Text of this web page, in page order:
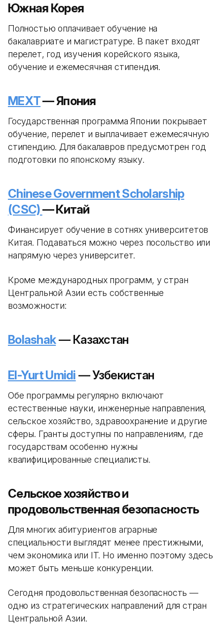
Южная Корея
Полностью оплачивает обучение на
бакалавриате и магистратуре. В пакет входят
перелет, год изучения корейского языка,
обучение и ежемесячная стипендия.
MEXT— Япония
Государственная программа Японии покрывает
обучение, перелет и выплачивает ежемесячную
стипендию. Для бакалавров предусмотрен год
подготовки по японскому языку.
Chinese Government Scholarship
(CSC)— Китай
Финансирует обучение в сотнях университетов
Китая. Подаваться можно через посольство или
напрямую через университет.
Кроме международных программ, у стран
Центральной Азии есть собственные
возможности:
Bolashak— Казахстан
El-Yurt Umidi — Узбекистан
Обе программы регулярно включают
естественные науки, инженерные направления,
сельское хозяйство, здравоохранение и другие
сферы. Гранты доступны по направлениям, где
государствам особенно нужны
квалифицированные специалисты.
Сельское хозяйство и
продовольственная безопасность
Для многих абитуриентов аграрные
специальности выглядят менее престижными,
чем экономика или IT. Но именно поэтому здесь
может быть меньше конкуренции.
Сегодня продовольственная безопасность —
одно из стратегических направлений для стран
Центральной Азии.